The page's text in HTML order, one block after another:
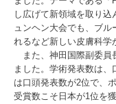
し広げて新領域を取り込
ュンヘン大会でも、ブ
れるなど新しい皮膚科学
また、神田国際副委員
ました。学術発表数は
は口頭発表数が2位で、
受賞数こそ日本が1位を